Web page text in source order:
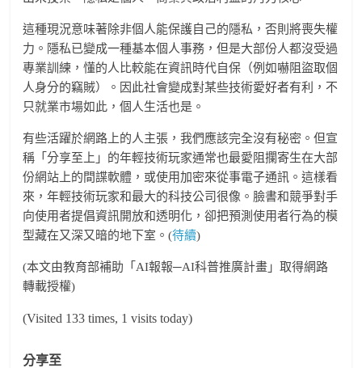
這種現況意味著除非個人能保護自己的隱私，否則將喪失權
力。隱私已變成一種基本個人事務，但是大部份人都沒受過
專業訓練，懂的人比較能在資訊時代自保（例如嚇阻盜取個
人身分的竊賊）。因此社會變成對某些技術愛好者有利，不
只就業市場如此，個人生活也是。
有些活躍於網路上的人主張，我們應該完全沒有秘密。但宣
稱「分享至上」的年輕技術玩家通常也最愛阻攔寄生在大部
份網站上的間諜軟體，或使用加密來從事電子通訊。這樣看
來，年輕技術玩家和最大的科技公司很像。臉書和競爭對手
向使用者提倡資訊開放和透明化，卻把預測使用者行為的模
型藏在又深又暗的地下室。(待續)
(本文由教育部補助「AI報報─AI科普推廣計畫」取得網路
轉載授權)
(Visited 133 times, 1 visits today)
分享至